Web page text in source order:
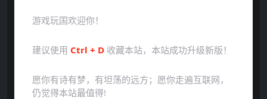
游戏玩国欢迎你！
建议使用 Ctrl + D 收藏本站，本站成功升级新版！
愿你有诗有梦，有坦荡的远方；愿你走遍互联网，
仍觉得本站最值得!